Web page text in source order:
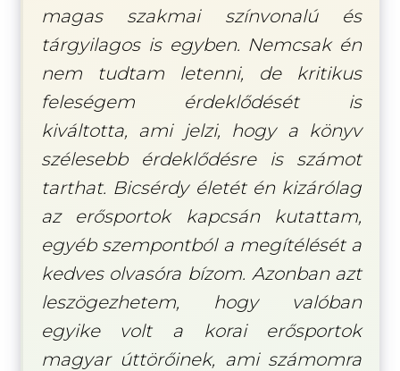
magas szakmai színvonalú és
tárgyilagos is egyben. Nemcsak én
nem tudtam letenni, de kritikus
feleségem érdeklődését is
kiváltotta, ami jelzi, hogy a könyv
szélesebb érdeklődésre is számot
tarthat. Bicsérdy életét én kizárólag
az erősportok kapcsán kutattam,
egyéb szempontból a megítélését a
kedves olvasóra bízom. Azonban azt
leszögezhetem, hogy valóban
egyike volt a korai erősportok
magyar úttörőinek, ami számomra